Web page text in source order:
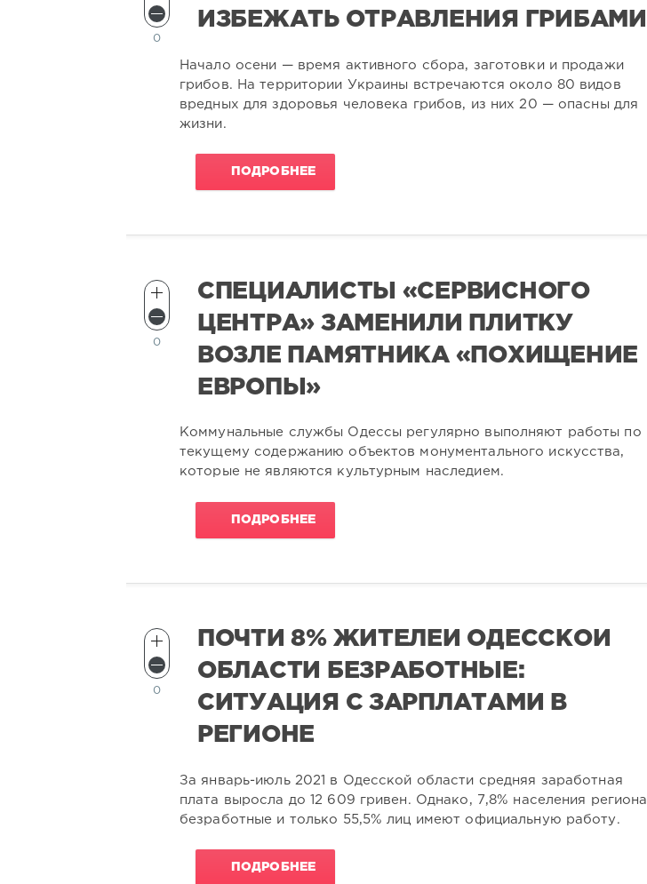
ИЗБЕЖАТЬ ОТРАВЛЕНИЯ ГРИБАМИ
0
Начало осени — время активного сбора, заготовки и продажи
грибов. На территории Украины встречаются около 80 видов
вредных для здоровья человека грибов, из них 20 — опасны для
жизни.
ПОДРОБНЕЕ
СПЕЦИАЛИСТЫ «СЕРВИСНОГО
ЦЕНТРА» ЗАМЕНИЛИ ПЛИТКУ
ВОЗЛЕ ПАМЯТНИКА «ПОХИЩЕНИЕ
ЕВРОПЫ»
0
Коммунальные службы Одессы регулярно выполняют работы по
текущему содержанию объектов монументального искусства,
которые не являются культурным наследием.
ПОДРОБНЕЕ
ПОЧТИ 8% ЖИТЕЛЕЙ ОДЕССКОЙ
ОБЛАСТИ БЕЗРАБОТНЫЕ:
СИТУАЦИЯ С ЗАРПЛАТАМИ В
РЕГИОНЕ
0
За январь-июль 2021 в Одесской области средняя заработная
плата выросла до 12 609 гривен. Однако, 7,8% населения региона
безработные и только 55,5% лиц имеют официальную работу.
ПОДРОБНЕЕ